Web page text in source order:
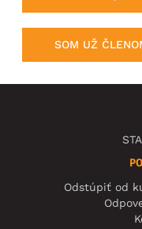
SOM UŽ
Odstúpiť od